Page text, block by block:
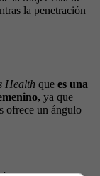
la penetración
Health que es una
ya que
ofrece un ángulo